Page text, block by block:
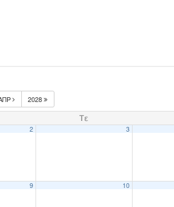
2028
Τε
2 3
9 10